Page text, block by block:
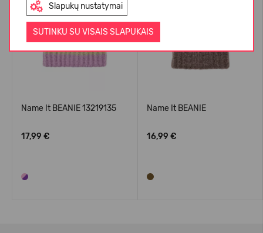
Slapukų nustatymai
SUTINKU SU VISAIS SLAPUKAIS
Name It BEANIE 13219135
17,99 €
Name It BEANIE
16,99 €